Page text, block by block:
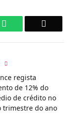
WhatsApp
regista
de 12% do
de crédito no
trimestre do ano